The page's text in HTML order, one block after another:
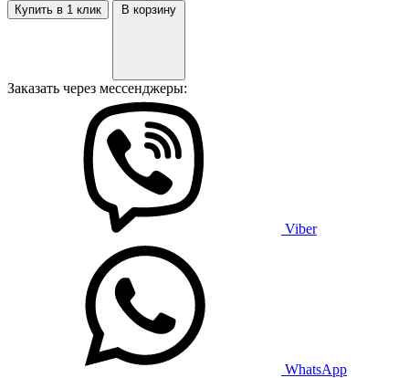
В корзину
Заказать через мессенджеры:
Viber
WhatsApp